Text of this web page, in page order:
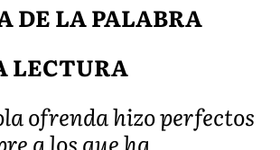
DE LA PALABRA
LECTURA
ofrenda hizo perfectos
a los que ha